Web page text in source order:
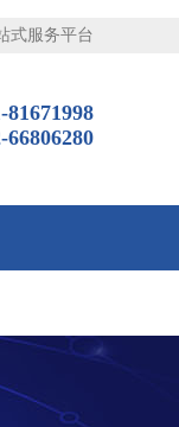
式服务平台
81671998
66806280